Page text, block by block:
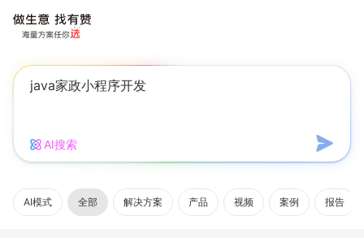
AI搜索
AI模式 全部 解决方案 产品 视频 案例 报告